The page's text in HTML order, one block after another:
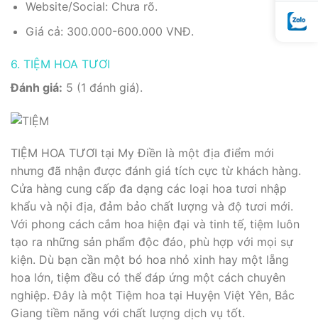
Website/Social: Chưa rõ.
Giá cả: 300.000-600.000 VNĐ.
6. TIỆM HOA TƯƠI
Đánh giá: 5 (1 đánh giá).
TIỆM HOA TƯƠI tại My Điền là một địa điểm mới
nhưng đã nhận được đánh giá tích cực từ khách hàng.
Cửa hàng cung cấp đa dạng các loại hoa tươi nhập
khẩu và nội địa, đảm bảo chất lượng và độ tươi mới.
Với phong cách cắm hoa hiện đại và tinh tế, tiệm luôn
tạo ra những sản phẩm độc đáo, phù hợp với mọi sự
kiện. Dù bạn cần một bó hoa nhỏ xinh hay một lẵng
hoa lớn, tiệm đều có thể đáp ứng một cách chuyên
nghiệp. Đây là một Tiệm hoa tại Huyện Việt Yên, Bắc
Giang tiềm năng với chất lượng dịch vụ tốt.